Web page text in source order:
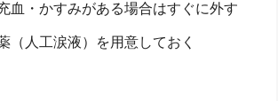
血・かすみがある場合はすぐに外す
（人工涙液）を用意しておく